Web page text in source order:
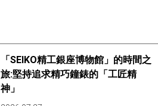
「SEIKO精工銀座博物館」的時間之
旅:堅持追求精巧鐘錶的「工匠精
神」